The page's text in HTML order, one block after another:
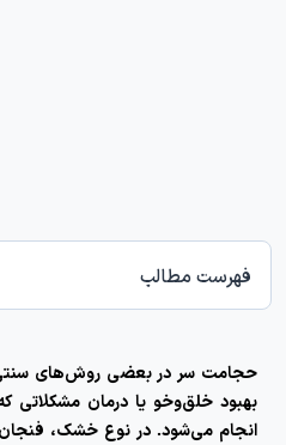
فهرست مطالب
حجامت سر در بعضی روش‌های
بهبود خلق‌وخو یا درمان مشکلاتی
انجام می‌شود. در نوع خشک،